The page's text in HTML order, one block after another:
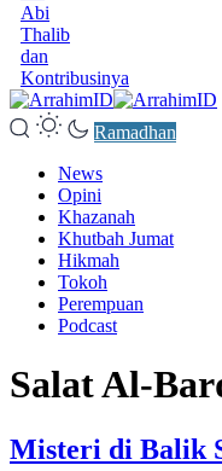
Abi
Thalib
dan
Kontribusinya
Ramadhan
News
Opini
Khazanah
Khutbah Jumat
Hikmah
Tokoh
Perempuan
Podcast
Salat Al-
Misteri di Balik